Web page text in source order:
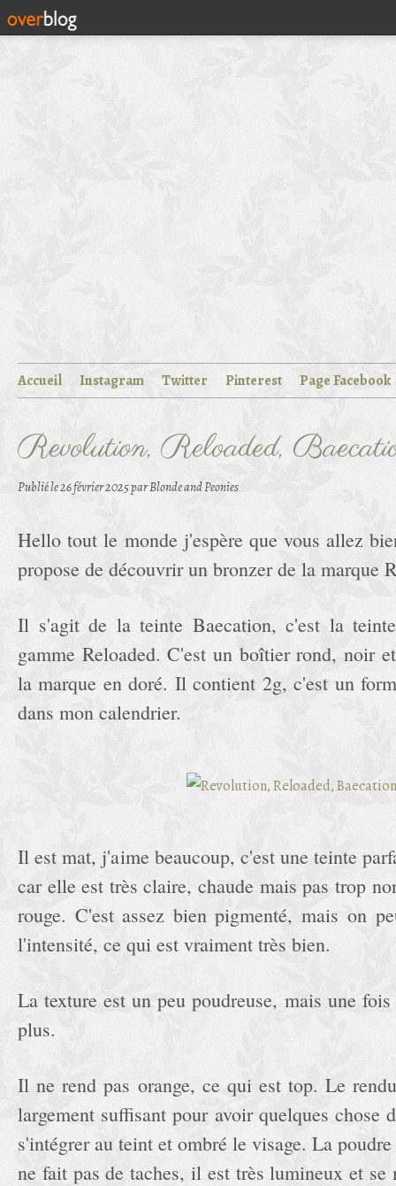
Accueil Instagram Twitter Pinterest Page Facebook
Revolution, Reloaded,
Publié le26 février 2025par Blonde and Peonies
Hello tout le monde j'espère que vous allez
propose de découvrir un bronzer de la marque
Il s'agit de la teinte Baecation, c'est la
gamme Reloaded. C'est un boîtier rond, noir
la marque en doré. Il contient 2g, c'est un
dans mon calendrier.
Il est mat, j'aime beaucoup, c'est une teinte
car elle est très claire, chaude mais pas trop
rouge. C'est assez bien pigmenté, mais on
l'intensité, ce qui est vraiment très bien.
La texture est un peu poudreuse, mais une
plus.
Il ne rend pas orange, ce qui est top. Le
largement suffisant pour avoir quelques chose
s'intégrer au teint et ombré le visage. La
ne fait pas de taches, il est très lumineux et se